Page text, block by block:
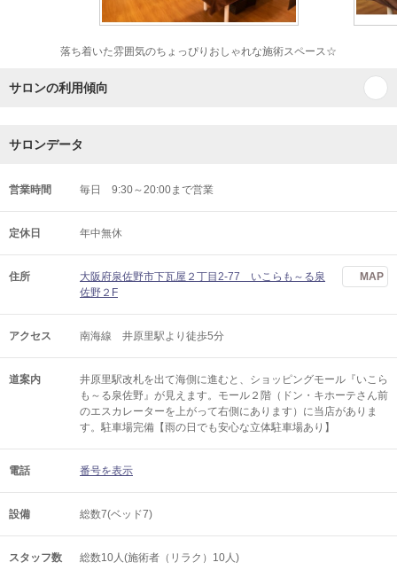
落ち着いた雰囲気のちょっぴりおしゃれな施術スペース☆
サロンの利用傾向
サロンデータ
営業時間 毎日 9:30～20:00まで営業
定休日 年中無休
住所
大阪府泉佐野市下瓦屋２丁目2-77 いこらも～る泉
佐野２F
MAP
アクセス 南海線 井原里駅より徒歩5分
道案内
井原里駅改札を出て海側に進むと、ショッピングモール『いこら
も～る泉佐野』が見えます。モール２階（ドン・キホーテさん前
のエスカレーターを上がって右側にあります）に当店がありま
す。駐車場完備【雨の日でも安心な立体駐車場あり】
電話 番号を表示
設備 総数7(ベッド7)
スタッフ数 総数10人(施術者（リラク）10人)